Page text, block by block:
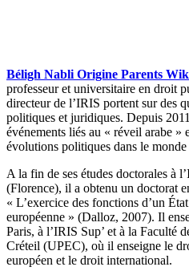
Béligh Nabli Origine Parents
professeur et universitaire en droit
directeur de l’IRIS portent sur des
politiques et juridiques. Depuis
événements liés au « réveil arabe »
évolutions politiques dans le monde
A la fin de ses études doctorales à
(Florence), il a obtenu un doctorat
« L’exercice des fonctions d’un
européenne » (Dalloz, 2007). Il
Paris, à l’IRIS Sup’ et à la Faculté
Créteil (UPEC), où il enseigne le
européen et le droit international.